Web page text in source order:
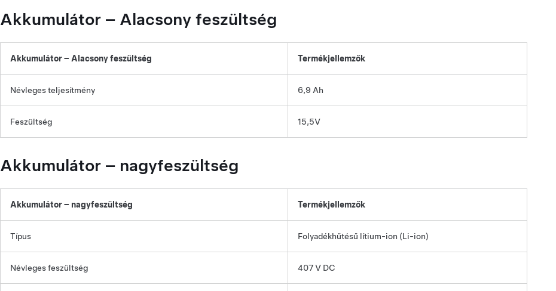
Akkumulátor – Alacsony feszültség
Akkumulátor – Alacsony feszültség Termékjellemzők
Névleges teljesítmény 6,9 Ah
Feszültség 15,5V
Akkumulátor – nagyfeszültség
Akkumulátor – nagyfeszültség Termékjellemzők
Típus Folyadékhűtésű lítium-ion (Li-ion)
Névleges feszültség 407 V DC